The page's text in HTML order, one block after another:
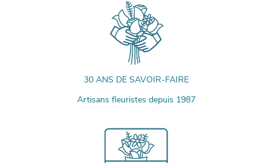
30 ANS DE SAVOIR-FAIRE
Artisans fleuristes depuis 1987